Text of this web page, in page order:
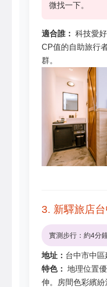
微找一下。
適合誰： 科技愛
CP值的自助旅行
群。
3. 新驛旅店
實測步行：約4分
地址： 台中市中
特色： 地理位置
伸。房間色彩繽